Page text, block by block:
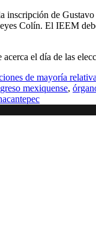
de
Colín. El IEEM
el día de las
de mayoría relativa
mexiquense,